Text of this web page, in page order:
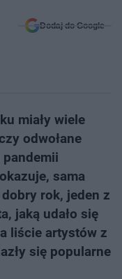
Dodaj do Google
miały wiele
odwołane
sama
rok, jeden z
jaką udało się
liście artystów z
się popularne